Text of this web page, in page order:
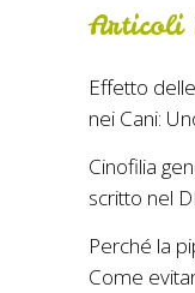
Articoli
Effetto
nei Cani:
Cinofilia
scritto nel
Perché la
Come